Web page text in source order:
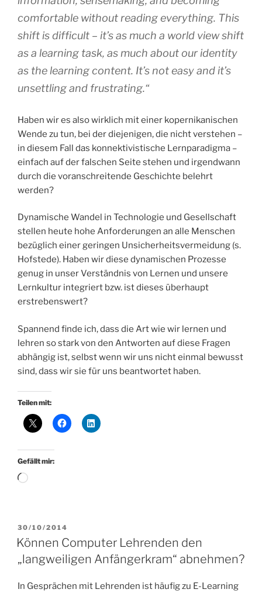
comfortable without reading everything. This
shift is difficult – it’s as much a world view shift
as a learning task, as much about our identity
as the learning content. It’s not easy and it’s
unsettling and frustrating.“
Haben wir es also wirklich mit einer kopernikanischen
Wende zu tun, bei der diejenigen, die nicht verstehen –
in diesem Fall das konnektivistische Lernparadigma –
einfach auf der falschen Seite stehen und irgendwann
durch die voranschreitende Geschichte belehrt
werden?
Dynamische Wandel in Technologie und Gesellschaft
stellen heute hohe Anforderungen an alle Menschen
bezüglich einer geringen Unsicherheitsvermeidung (s.
Hofstede). Haben wir diese dynamischen Prozesse
genug in unser Verständnis von Lernen und unsere
Lernkultur integriert bzw. ist dieses überhaupt
erstrebenswert?
Spannend finde ich, dass die Art wie wir lernen und
lehren so stark von den Antworten auf diese Fragen
abhängig ist, selbst wenn wir uns nicht einmal bewusst
sind, dass wir sie für uns beantwortet haben.
Teilen mit:
Gefällt mir:
Wird
VERÖFFENTLICHT
AM
30/10/2014
Können Computer Lehrenden den
„langweiligen Anfängerkram“ abnehmen?
In Gesprächen mit Lehrenden ist häufig zu E-Learning